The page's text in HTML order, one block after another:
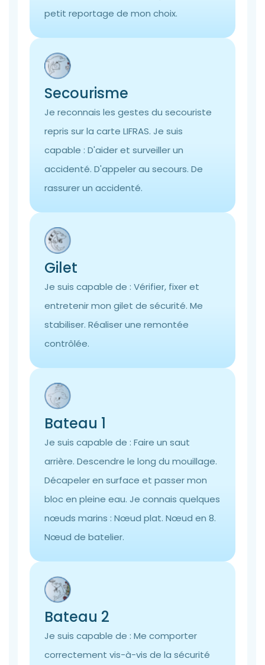
petit reportage de mon choix.
Secourisme
Je reconnais les gestes du secouriste
repris sur la carte LIFRAS. Je suis
capable : D'aider et surveiller un
accidenté. D'appeler au secours. De
rassurer un accidenté.
Gilet
Je suis capable de : Vérifier, fixer et
entretenir mon gilet de sécurité. Me
stabiliser. Réaliser une remontée
contrôlée.
Bateau 1
Je suis capable de : Faire un saut
arrière. Descendre le long du mouillage.
Décapeler en surface et passer mon
bloc en pleine eau. Je connais quelques
nœuds marins : Nœud plat. Nœud en 8.
Nœud de batelier.
Bateau 2
Je suis capable de : Me comporter
correctement vis-à-vis de la sécurité